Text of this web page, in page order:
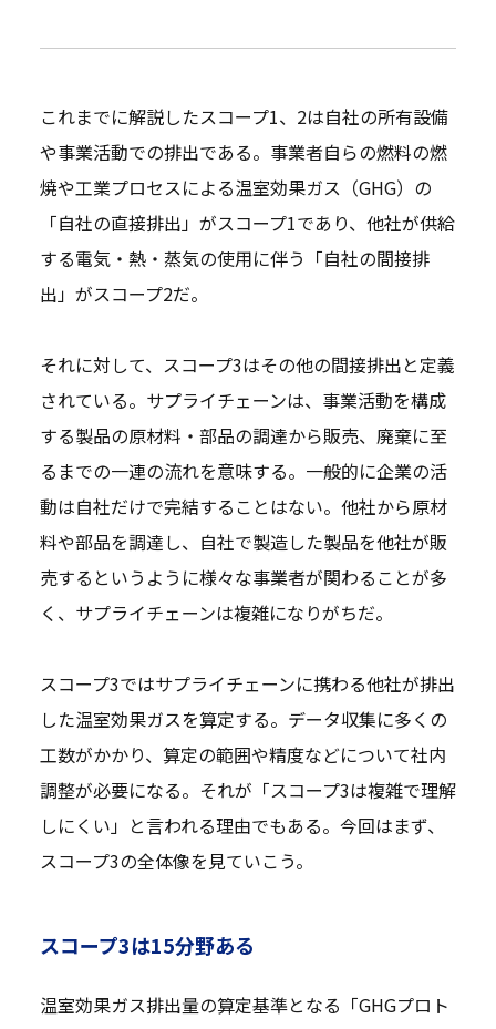
これまでに解説したスコープ1、2は自社の所有設備
や事業活動での排出である。事業者自らの燃料の燃
焼や工業プロセスによる温室効果ガス（GHG）の
「自社の直接排出」がスコープ1であり、他社が供給
する電気・熱・蒸気の使用に伴う「自社の間接排
出」がスコープ2だ。
それに対して、スコープ3はその他の間接排出と定義
されている。サプライチェーンは、事業活動を構成
する製品の原材料・部品の調達から販売、廃棄に至
るまでの一連の流れを意味する。一般的に企業の活
動は自社だけで完結することはない。他社から原材
料や部品を調達し、自社で製造した製品を他社が販
売するというように様々な事業者が関わることが多
く、サプライチェーンは複雑になりがちだ。
スコープ3ではサプライチェーンに携わる他社が排出
した温室効果ガスを算定する。データ収集に多くの
工数がかかり、算定の範囲や精度などについて社内
調整が必要になる。それが「スコープ3は複雑で理解
しにくい」と言われる理由でもある。今回はまず、
スコープ3の全体像を見ていこう。
スコープ3は15分野ある
温室効果ガス排出量の算定基準となる「GHGプロト